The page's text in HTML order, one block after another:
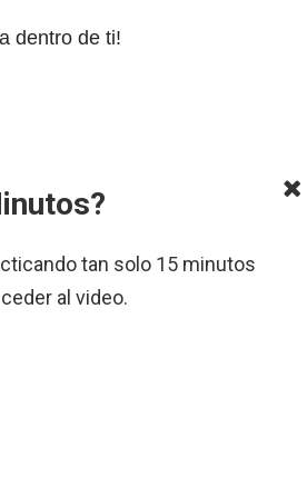
dentro de ti!
tan solo 15 minutos
al video.